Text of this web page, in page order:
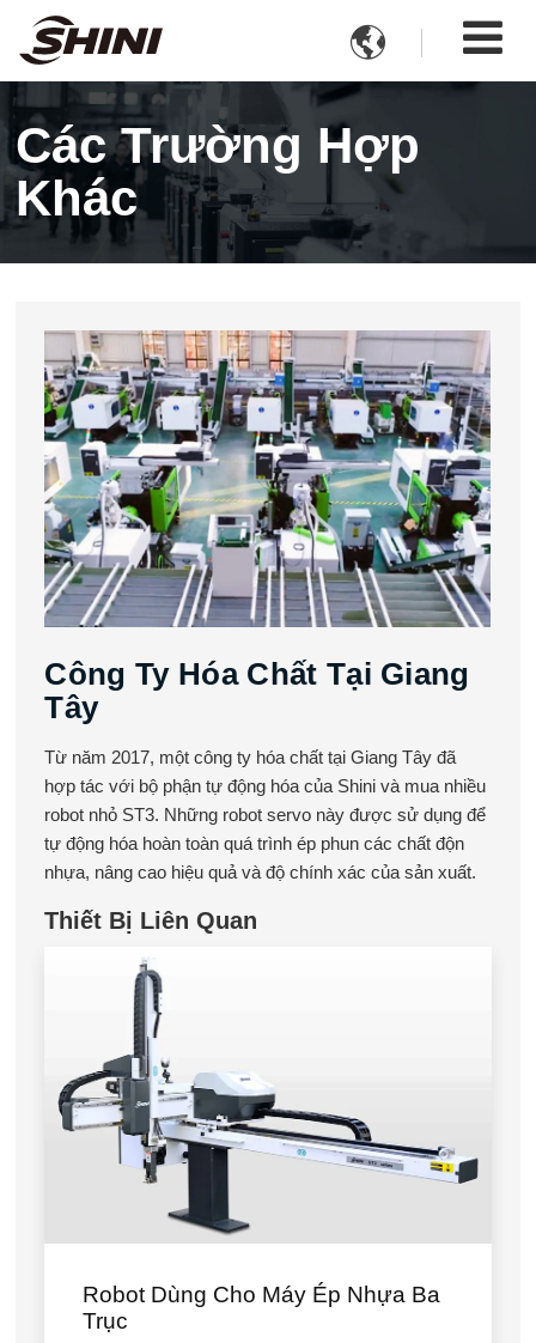

Các Trường Hợp
Khác
Công Ty Hóa Chất Tại Giang
Tây
Từ năm 2017, một công ty hóa chất tại Giang Tây đã
hợp tác với bộ phận tự động hóa của Shini và mua nhiều
robot nhỏ ST3. Những robot servo này được sử dụng để
tự động hóa hoàn toàn quá trình ép phun các chất độn
nhựa, nâng cao hiệu quả và độ chính xác của sản xuất.
Thiết Bị Liên Quan
Robot Dùng Cho Máy Ép Nhựa Ba
Trục